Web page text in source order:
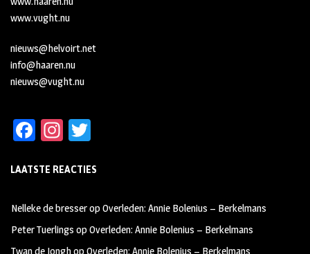
www.vught.nu
nieuws@helvoirt.net
info@haaren.nu
nieuws@vught.nu
Fa
b
oo
k
In
ag
m
tt
LAATSTE REACTIES
Nelleke de bresseropOverleden: Annie Bolenius – Berkelmans
Peter Tuerlings opOverleden: Annie Bolenius – Berkelmans
Twan de JonghopOverleden: Annie Bolenius – Berkelmans